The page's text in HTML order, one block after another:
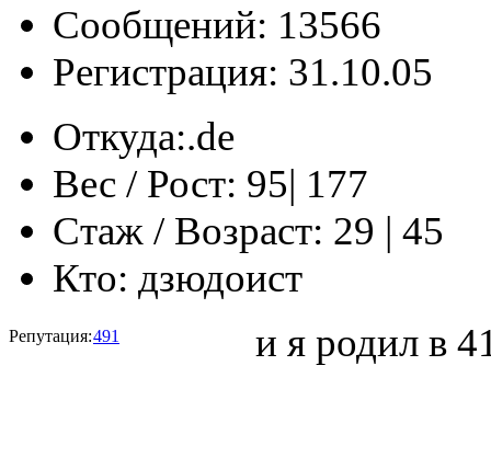
Сообщений: 13566
Регистрация: 31.10.05
Откуда:‎‏‎‏.de
Вес / Рост: 95| 177
Стаж / Возраст: 29 | 45
Кто: дзюдоист
Репутация:491 и я родил в